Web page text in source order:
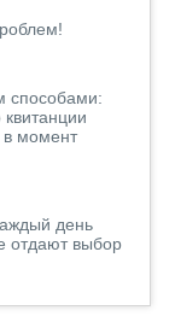
способами:
в момент
день
отдают выбор